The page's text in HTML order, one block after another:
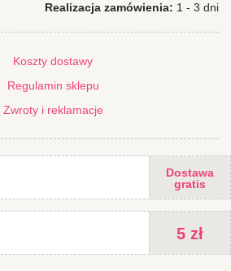
Realizacja zamówienia: 1 - 3 dni
Koszty dostawy
Regulamin sklepu
Zwroty i reklamacje
Dostawa
gratis
5 zł